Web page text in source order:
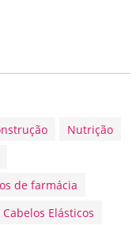
Nutrição
de farmácia
Cabelos Elásticos